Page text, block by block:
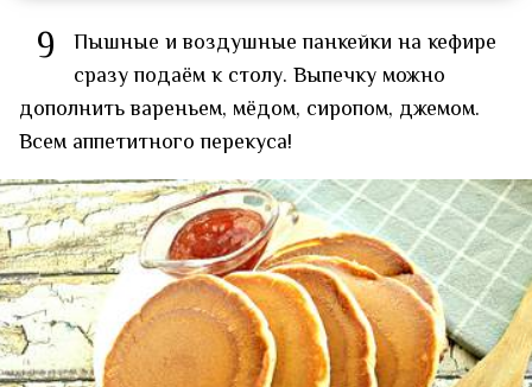
9
Пышные и воздушные панкейки на кефире
сразу подаём к столу. Выпечку можно
дополнить вареньем, мёдом, сиропом, джемом.
Всем аппетитного перекуса!